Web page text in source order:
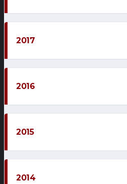
2017
2016
2015
2014